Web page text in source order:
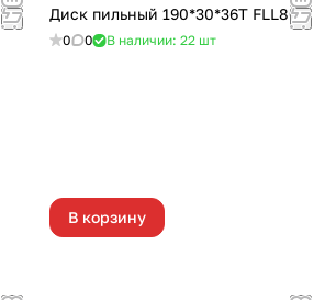
Диск пильный 190*30*36Т FLL806
0 0 В наличии: 22 шт
В корзину